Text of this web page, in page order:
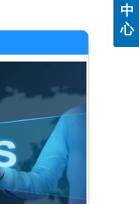
中
心